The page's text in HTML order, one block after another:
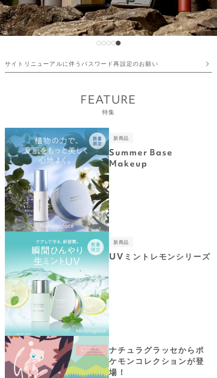
サイトリニューアルに伴うパスワード再設定のお願い
FEATURE
特集
新商品
Summer Base
Makeup
新商品
UVミントレモンシリーズ
ナチュラグラッセからポ
ケモンコレクションが登
場！